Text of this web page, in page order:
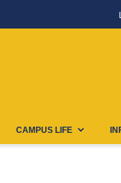
CAMPUS LIFE